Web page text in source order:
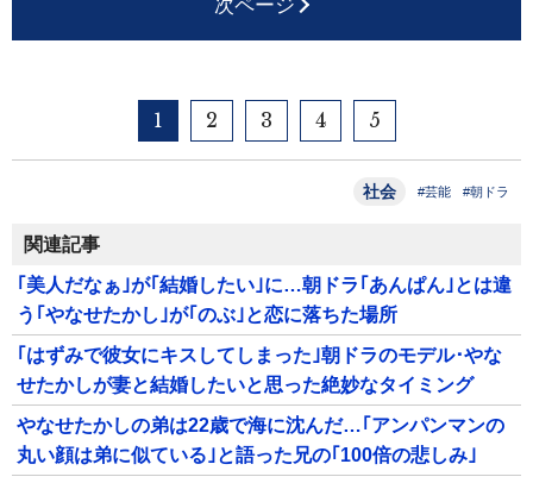
次ページ
1 2 3 4 5
社会 #芸能 #朝ドラ
関連記事
｢美人だなぁ｣が｢結婚したい｣に…朝ドラ｢あんぱん｣とは違
う｢やなせたかし｣が｢のぶ｣と恋に落ちた場所
｢はずみで彼女にキスしてしまった｣朝ドラのモデル･やな
せたかしが妻と結婚したいと思った絶妙なタイミング
やなせたかしの弟は22歳で海に沈んだ…｢アンパンマンの
丸い顔は弟に似ている｣と語った兄の｢100倍の悲しみ｣